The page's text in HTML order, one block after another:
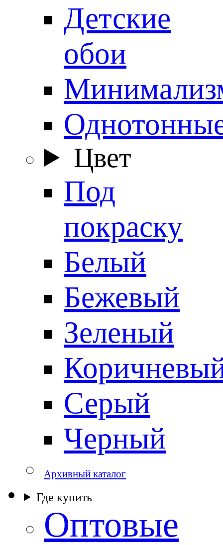
Детские
обои
Цвет
Под
покраску
Белый
Бежевый
Зеленый
Серый
Черный
Архивный каталог
Где купить
Оптовые